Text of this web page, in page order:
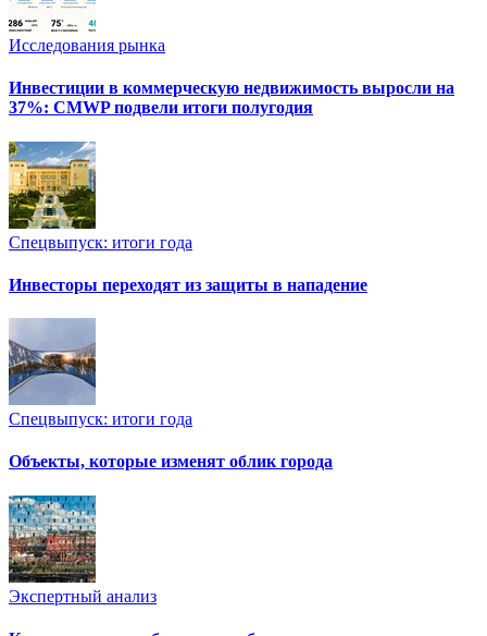
Исследования рынка
Инвестиции в коммерческую недвижимость выросли на
37%: CMWP подвели итоги полугодия
Спецвыпуск: итоги года
Инвесторы переходят из защиты в нападение
Спецвыпуск: итоги года
Объекты, которые изменят облик города
Экспертный анализ